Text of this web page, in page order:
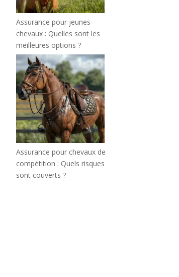
Assurance pour jeunes
chevaux : Quelles sont les
meilleures options ?
Assurance pour chevaux de
compétition : Quels risques
sont couverts ?